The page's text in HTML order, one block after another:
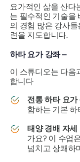
요가적인 삶을 산다
는 필수적인 기술을
의 경험 많은 강사
련을 지도합니다.
하타 요가 강좌 –
이 스튜디오는 다음
합니다
전통 하타 요가
함하는 기본
태양 경배 자세
가요? 이 수업
넘치고 상쾌하